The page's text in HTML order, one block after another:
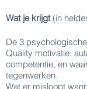
Wat je krijgt(in
De 3
Quality motivatie:
competentie, en
tegenwerken.
Wat er misloopt